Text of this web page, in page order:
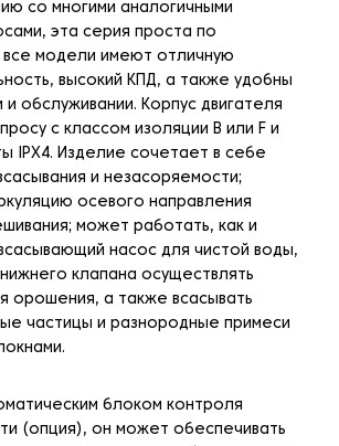
со многими аналогичными
эта серия проста по
все модели имеют отличную
высокий КПД, а также удобны
и обслуживании. Корпус двигателя
с классом изоляции B или F и
IPX4. Изделие сочетает в себе
и незасоряемости;
осевого направления
может работать, как и
насос для чистой воды,
клапана осуществлять
орошения, а также всасывать
частицы и разнородные примеси
блоком контроля
(опция), он может обеспечивать